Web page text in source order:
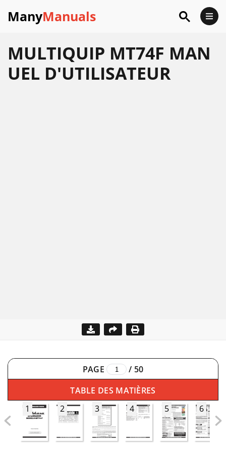
ManyManuals
MULTIQUIP MT74F MAN
UEL D'UTILISATEUR
PAGE / 50
TABLE DES MATIÈRES
1
2 3 4 5 6